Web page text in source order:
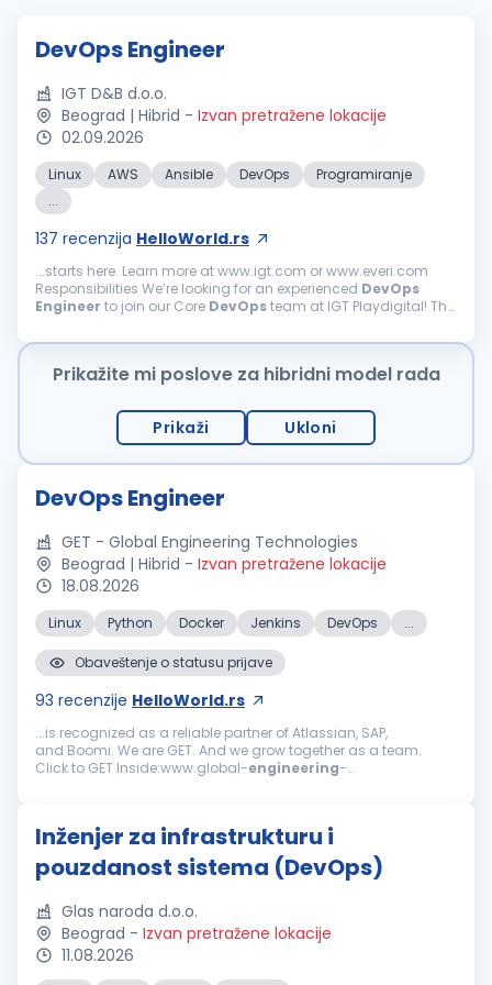
DevOps Engineer
IGT D&B d.o.o.
Beograd | Hibrid - Izvan pretražene lokacije
02.09.2026
Linux AWS Ansible DevOps
Programiranje
...
137 recenzija HelloWorld.rs
...starts here. Learn more at www.igt.com or www.everi.com
Responsibilities We’re looking for an experienced DevOps
Engineer to join our Core DevOpsteam at IGT Playdigital! The
Prikažite mi poslove za hibridni model rada
Prikaži Ukloni
DevOps Engineer
GET - Global Engineering Technologies
Beograd | Hibrid - Izvan pretražene lokacije
18.08.2026
Linux Python Docker Jenkins DevOps ...
Obaveštenje o statusu prijave
93 recenzije HelloWorld.rs
...is recognized as a reliable partner of Atlassian, SAP,
and Boomi. We are GET. And we grow together as a team.
Click to GET Inside:www.global-engineering-
Inženjer za infrastrukturu i
pouzdanost sistema (DevOps)
Glas naroda d.o.o.
Beograd - Izvan pretražene lokacije
11.08.2026